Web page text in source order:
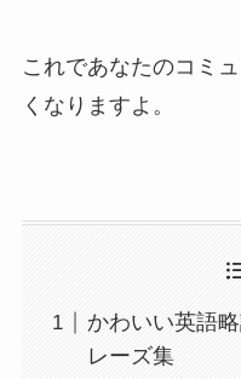
これであなたのコミ
くなりますよ。
かわいい英語
レーズ集